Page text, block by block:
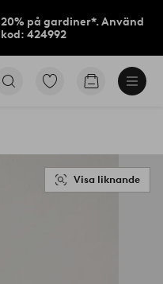
20% på gardiner*. Använd
kod: 424992
Gå
Gå
Visa liknande